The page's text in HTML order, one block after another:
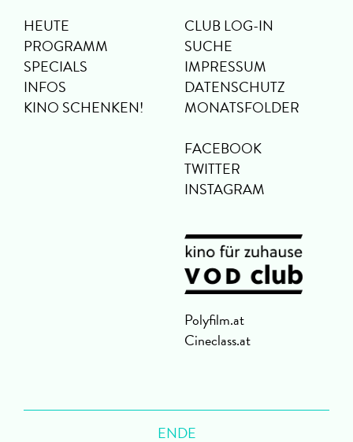
HEUTE
PROGRAMM
SPECIALS
INFOS
KINO SCHENKEN!
CLUB LOG-IN
SUCHE
IMPRESSUM
DATENSCHUTZ
MONATSFOLDER
FACEBOOK
TWITTER
INSTAGRAM
Polyfilm.at
Cineclass.at
ENDE